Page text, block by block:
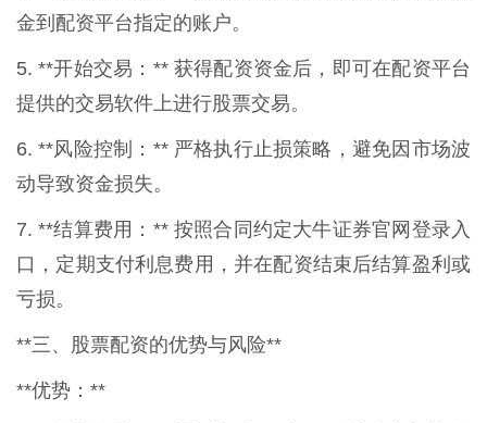
金到配资平台指定的账户。
5. **开始交易：** 获得配资资金后，即可在配资平台
提供的交易软件上进行股票交易。
6. **风险控制：** 严格执行止损策略，避免因市场波
动导致资金损失。
7. **结算费用：** 按照合同约定大牛证券官网登录入
口，定期支付利息费用，并在配资结束后结算盈利或
亏损。
**三、股票配资的优势与风险**
**优势：**